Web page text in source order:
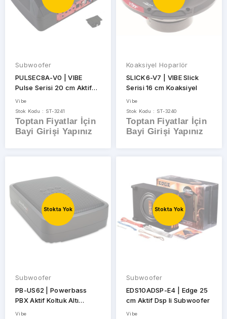
Anfiler
Dacia
Koaksiyel
Hoparlör
Subwoofer
Araca
Özel
Hoparlör
Montaj
Ekipmanları
Stoktakiler
Subwoofer
PULSEC8A-V0 | VIBE
Pulse Serisi 20 cm Aktif
Koltuk Altı Subwoofer
Vibe
Stok Kodu : ST-3241
Toptan Fiyatlar İçin
Bayi Girişi Yapınız
Koaksiyel Hoparlör
SLICK6-V7 | VIBE Slick
Serisi 16 cm Koaksiyel
Vibe
Stok Kodu : ST-3240
Toptan Fiyatlar İçin
Bayi Girişi Yapınız
Stokta Yok
Subwoofer
PB-US62 | Powerbass
PBX Aktif Koltuk Altı
Subwoofer
Vibe
Stokta Yok
Subwoofer
EDS10ADSP-E4 | Edge 25
cm Aktif Dsp li Subwoofer
Vibe